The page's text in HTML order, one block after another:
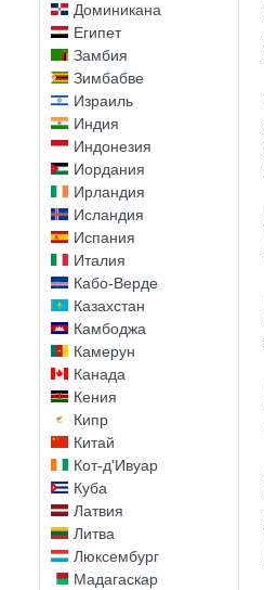
Доминикана
Египет
Замбия
Зимбабве
Израиль
Индия
Индонезия
Иордания
Ирландия
Исландия
Испания
Италия
Кабо-Верде
Казахстан
Камбоджа
Камерун
Канада
Кения
Кипр
Китай
Кот-д'Ивуар
Куба
Латвия
Литва
Люксембург
Мадагаскар